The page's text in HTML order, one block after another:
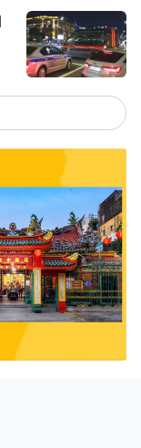
第26/GP-CBC号许可
英、杨文光、阮德显、